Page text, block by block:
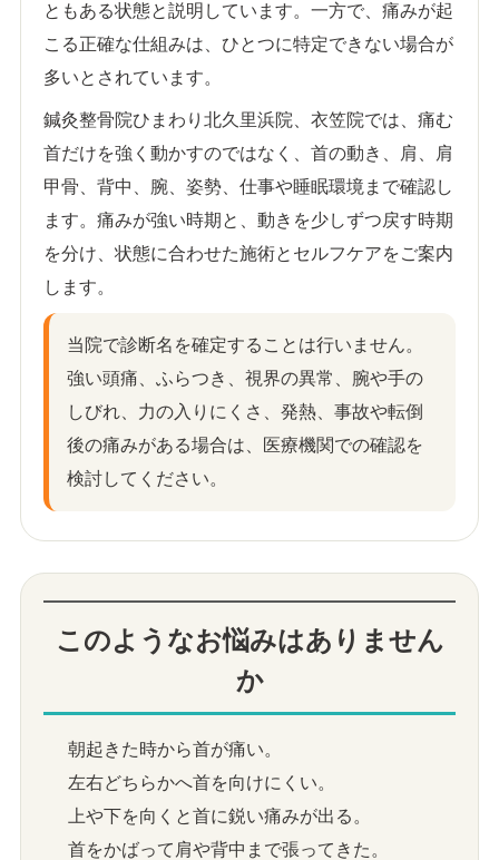
ともある状態と説明しています。一方で、痛みが起
こる正確な仕組みは、ひとつに特定できない場合が
多いとされています。
鍼灸整骨院ひまわり北久里浜院、衣笠院では、痛む
首だけを強く動かすのではなく、首の動き、肩、肩
甲骨、背中、腕、姿勢、仕事や睡眠環境まで確認し
ます。痛みが強い時期と、動きを少しずつ戻す時期
を分け、状態に合わせた施術とセルフケアをご案内
します。
当院で診断名を確定することは行いません。
強い頭痛、ふらつき、視界の異常、腕や手の
しびれ、力の入りにくさ、発熱、事故や転倒
後の痛みがある場合は、医療機関での確認を
検討してください。
このようなお悩みはありません
か
朝起きた時から首が痛い。
左右どちらかへ首を向けにくい。
上や下を向くと首に鋭い痛みが出る。
首をかばって肩や背中まで張ってきた。